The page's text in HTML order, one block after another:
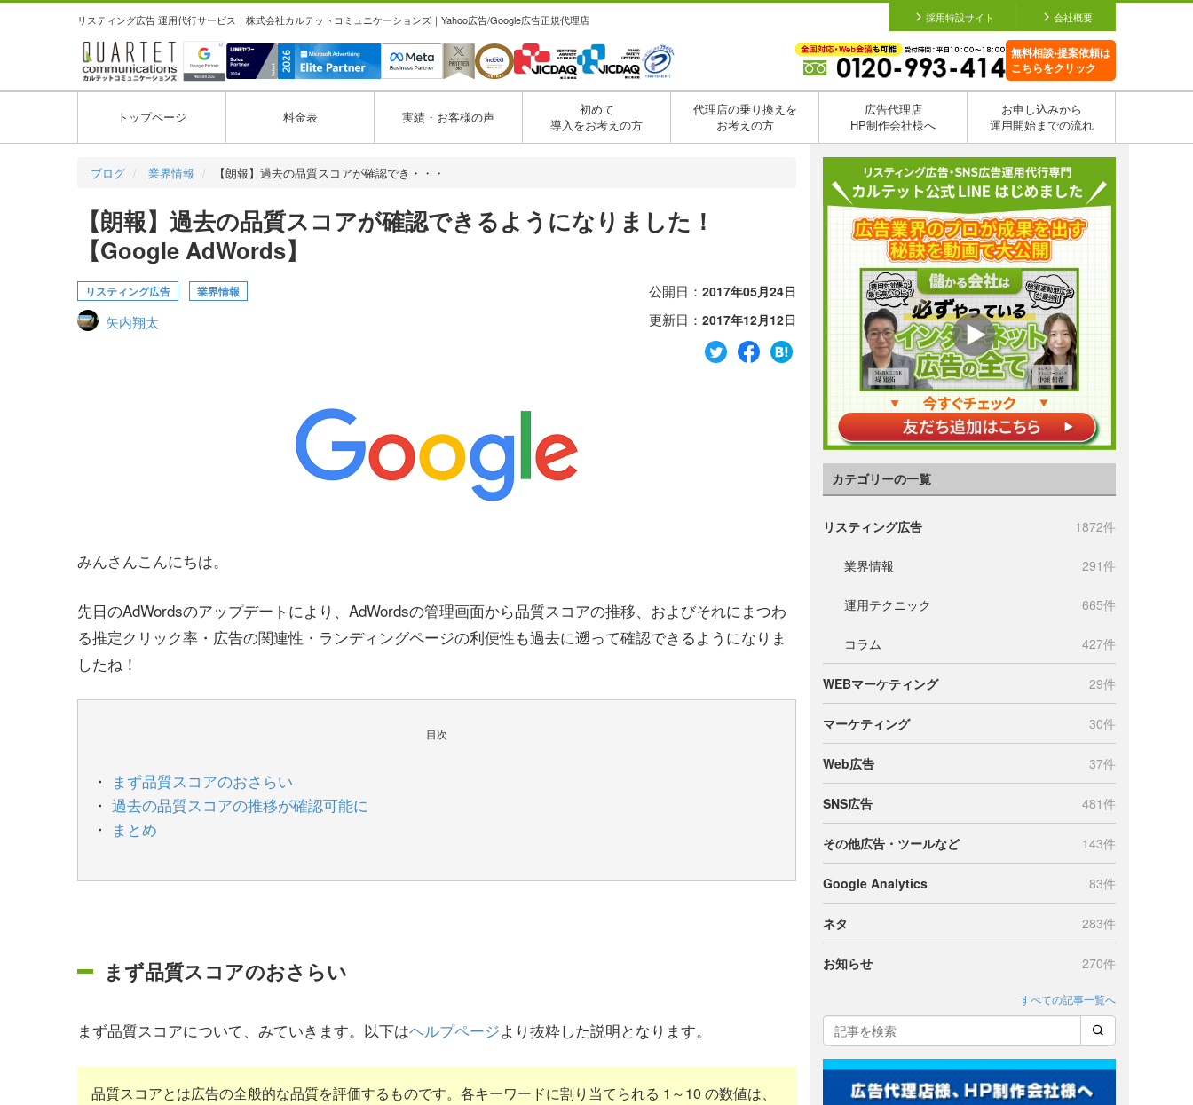
リスティング広告 運用代行サービス｜株式会社カルテットコミュニケーションズ｜Yahoo広告/Google広告正規代理店 採用特設サイト 会社概要
無料相談•提案依頼は
こちらをクリック
トップページ 料金表 実績・お客様の声
初めて
導入をお考えの方
代理店の乗り換えを
お考えの方
広告代理店
HP制作会社様へ
お申し込みから
運用開始までの流れ
ブログ 業界情報 【朗報】過去の品質スコアが確認でき・・・
【朗報】過去の品質スコアが確認できるようになりました！
【Google AdWords】
リスティング広告 業界情報
矢内翔太
公開日： 2017年05月24日
更新日： 2017年12月12日
みんさんこんにちは。
先日のAdWordsのアップデートにより、AdWordsの管理画面から品質スコアの推移、およびそれにまつわ
る推定クリック率・広告の関連性・ランディングページの利便性も過去に遡って確認できるようになりま
したね！
目次
まず品質スコアのおさらい
過去の品質スコアの推移が確認可能に
まとめ
まず品質スコアのおさらい
まず品質スコアについて、みていきます。以下はヘルプページより抜粋した説明となります。
品質スコアとは広告の全般的な品質を評価するものです。各キーワードに割り当てられる 1～10 の数値は、
カテゴリーの一覧
リスティング広告 1872件
業界情報 291件
運用テクニック 665件
コラム 427件
WEBマーケティング 29件
マーケティング 30件
Web広告 37件
SNS広告 481件
その他広告・ツールなど 143件
Google Analytics 83件
ネタ 283件
お知らせ 270件
すべての記事一覧へ